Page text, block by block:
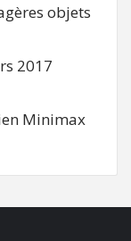
objets
2017
Minimax